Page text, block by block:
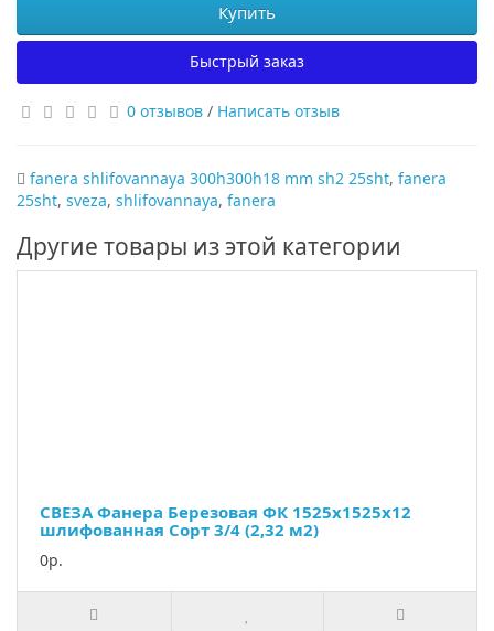
Купить
Быстрый заказ
0 отзывов / Написать отзыв
fanera shlifovannaya 300h300h18 mm sh2 25sht, fanera
25sht, sveza, shlifovannaya, fanera
Другие товары из этой категории
СВЕЗА Фанера Березовая ФК 1525х1525х12
шлифованная Сорт 3/4 (2,32 м2)
0р.